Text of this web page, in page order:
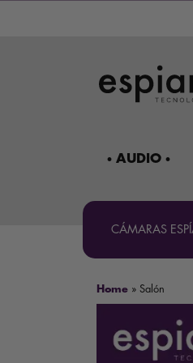
AUDIO
CÁMARAS
Home »Salón